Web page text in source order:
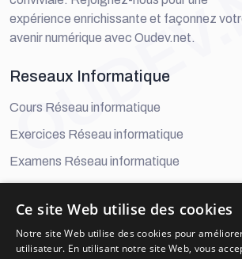
expérience enrichissante et façonnez
avenir numérique avec Oudev.net.
Reseaux Informatique
Cours Réseau informatique
Exercices Réseau informatique
Examens Réseau informatique
Developement Digital
Cours Développement Digital
Ce site Web utilise des cookies
Notre site Web utilise des cookies pour
utilisateur. En utilisant notre site Web, vous